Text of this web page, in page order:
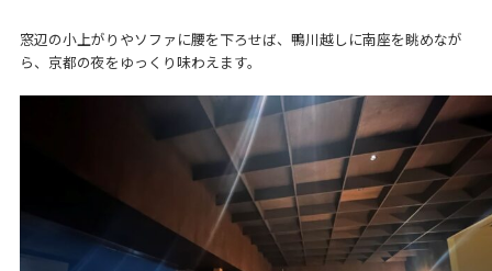
窓辺の小上がりやソファに腰を下ろせば、鴨川越しに南座を眺めなが
ら、京都の夜をゆっくり味わえます。